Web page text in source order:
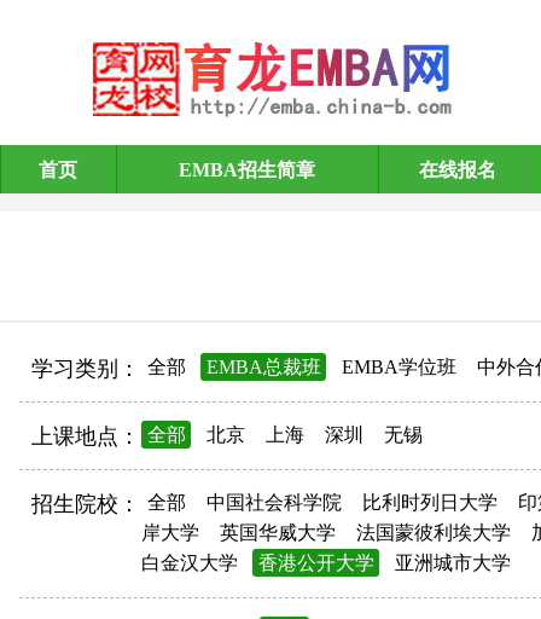
EMBA招生简章
首页 EMBA招生简章 在线报名
学习类别： 全部 EMBA总裁班 EMBA学位班 中外合
上课地点： 全部 北京 上海 深圳 无锡
招生院校： 全部 中国社会科学院 比利时列日大学
岸大学
英国华威大学 法国蒙彼利埃大学
白金汉大学
香港公开大学 亚洲城市大学